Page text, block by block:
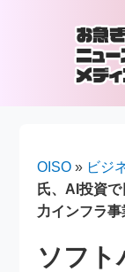
OISO » ビジ
氏、AI投資
力インフラ事
ソフト